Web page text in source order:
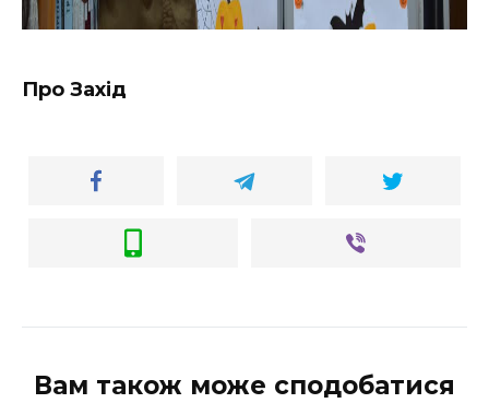
Про Захід
Вам також може сподобатися